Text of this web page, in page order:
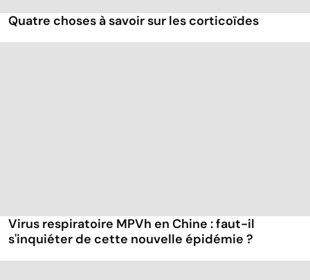
Quatre choses à savoir sur les corticoïdes
Virus respiratoire MPVh en Chine : faut-il
s'inquiéter de cette nouvelle épidémie ?